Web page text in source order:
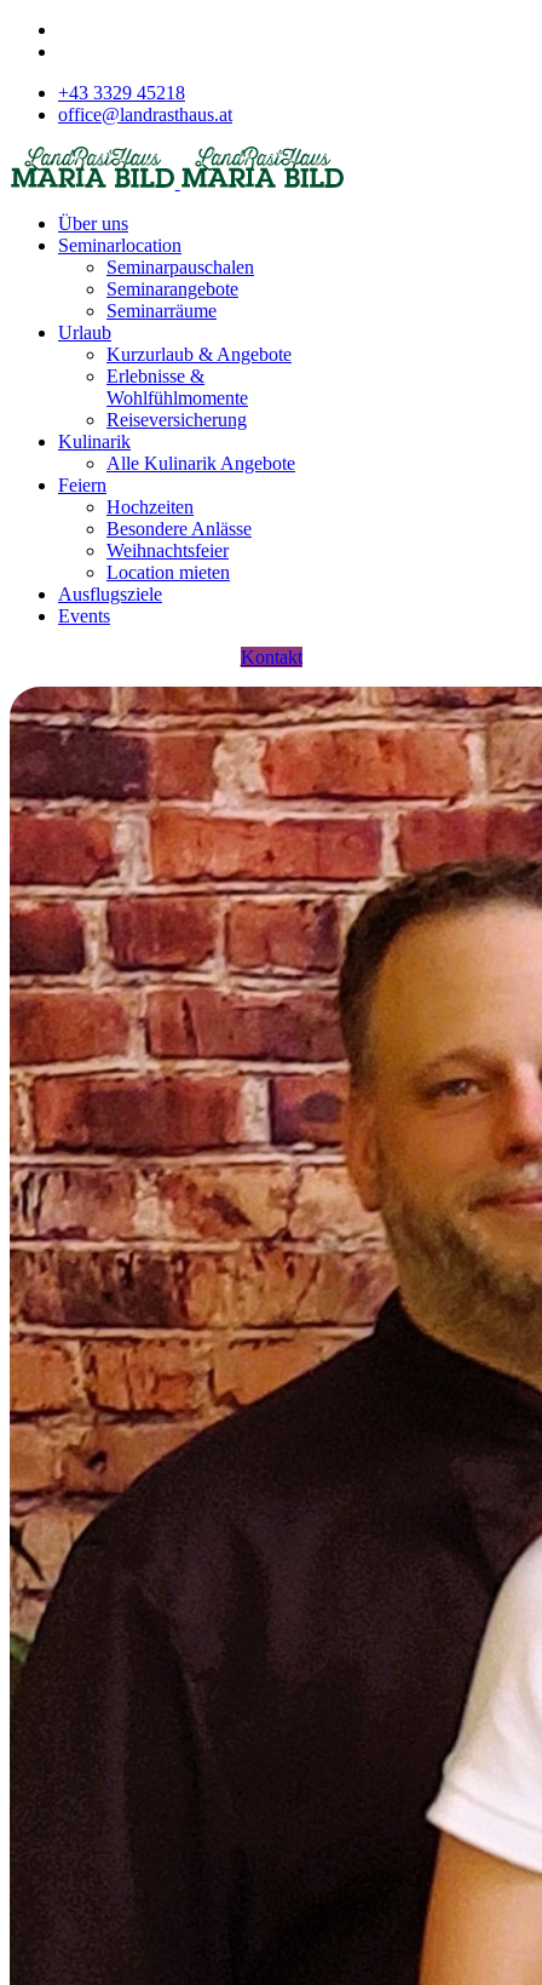
+43 3329 45218
office@landrasthaus.at
Über uns
Seminarlocation
Seminarpauschalen
Seminarangebote
Seminarräume
Urlaub
Kurzurlaub & Angebote
Erlebnisse &
Wohlfühlmomente
Reiseversicherung
Kulinarik
Alle Kulinarik Angebote
Feiern
Hochzeiten
Besondere Anlässe
Weihnachtsfeier
Location mieten
Ausflugsziele
Events
Kontakt